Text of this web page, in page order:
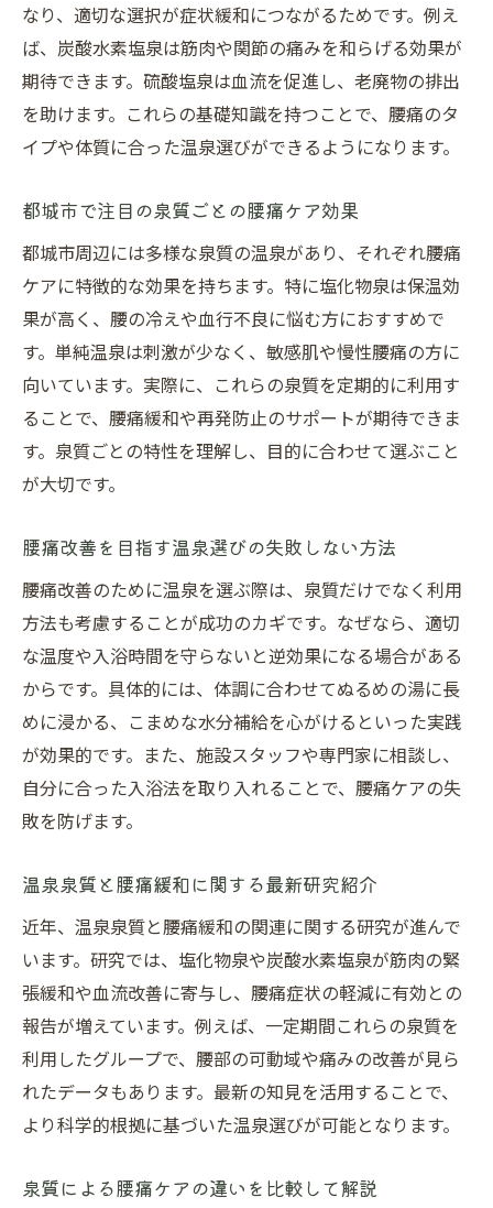
なり、適切な選択が症状緩和につながるためです。例え
ば、炭酸水素塩泉は筋肉や関節の痛みを和らげる効果が
期待できます。硫酸塩泉は血流を促進し、老廃物の排出
を助けます。これらの基礎知識を持つことで、腰痛のタ
イプや体質に合った温泉選びができるようになります。
都城市で注目の泉質ごとの腰痛ケア効果
都城市周辺には多様な泉質の温泉があり、それぞれ腰痛
ケアに特徴的な効果を持ちます。特に塩化物泉は保温効
果が高く、腰の冷えや血行不良に悩む方におすすめで
す。単純温泉は刺激が少なく、敏感肌や慢性腰痛の方に
向いています。実際に、これらの泉質を定期的に利用す
ることで、腰痛緩和や再発防止のサポートが期待できま
す。泉質ごとの特性を理解し、目的に合わせて選ぶこと
が大切です。
腰痛改善を目指す温泉選びの失敗しない方法
腰痛改善のために温泉を選ぶ際は、泉質だけでなく利用
方法も考慮することが成功のカギです。なぜなら、適切
な温度や入浴時間を守らないと逆効果になる場合がある
からです。具体的には、体調に合わせてぬるめの湯に長
めに浸かる、こまめな水分補給を心がけるといった実践
が効果的です。また、施設スタッフや専門家に相談し、
自分に合った入浴法を取り入れることで、腰痛ケアの失
敗を防げます。
温泉泉質と腰痛緩和に関する最新研究紹介
近年、温泉泉質と腰痛緩和の関連に関する研究が進んで
います。研究では、塩化物泉や炭酸水素塩泉が筋肉の緊
張緩和や血流改善に寄与し、腰痛症状の軽減に有効との
報告が増えています。例えば、一定期間これらの泉質を
利用したグループで、腰部の可動域や痛みの改善が見ら
れたデータもあります。最新の知見を活用することで、
より科学的根拠に基づいた温泉選びが可能となります。
泉質による腰痛ケアの違いを比較して解説